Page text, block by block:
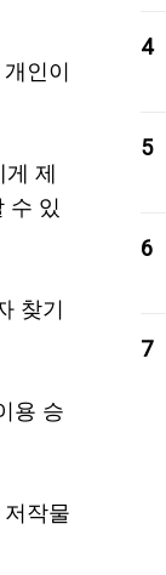
인이
제
수 있
찾기
용 승
작물
4
5
6
7